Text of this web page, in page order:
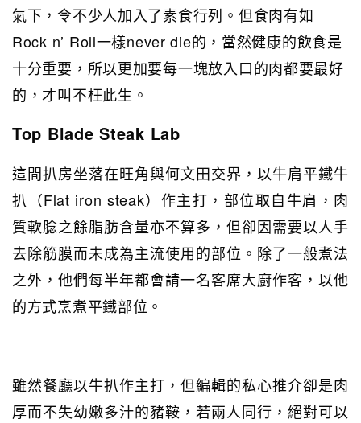
氣下，令不少人加入了素食行列。但食肉有如
Rock n’ Roll一樣never die的，當然健康的飲食是
十分重要，所以更加要每一塊放入口的肉都要最好
的，才叫不枉此生。
Top Blade Steak Lab
這間扒房坐落在旺角與何文田交界，以牛肩平鐵牛
扒（Flat iron steak）作主打，部位取自牛肩，肉
質軟腍之餘脂肪含量亦不算多，但卻因需要以人手
去除筋膜而未成為主流使用的部位。除了一般煮法
之外，他們每半年都會請一名客席大廚作客，以他
的方式烹煮平鐵部位。
雖然餐廳以牛扒作主打，但編輯的私心推介卻是肉
厚而不失幼嫩多汁的豬鞍，若兩人同行，絕對可以